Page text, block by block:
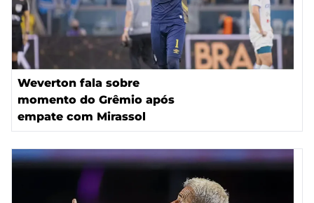
Weverton fala sobre
momento do Grêmio após
empate com Mirassol